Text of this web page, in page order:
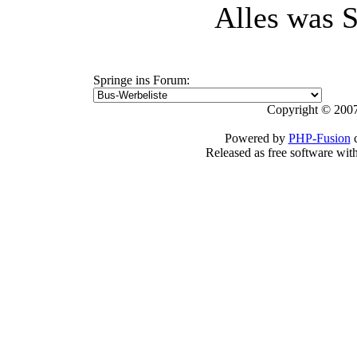
Alles was
Springe ins Forum:
Copyright ©
Powered by PHP-Fusion
Released as free software